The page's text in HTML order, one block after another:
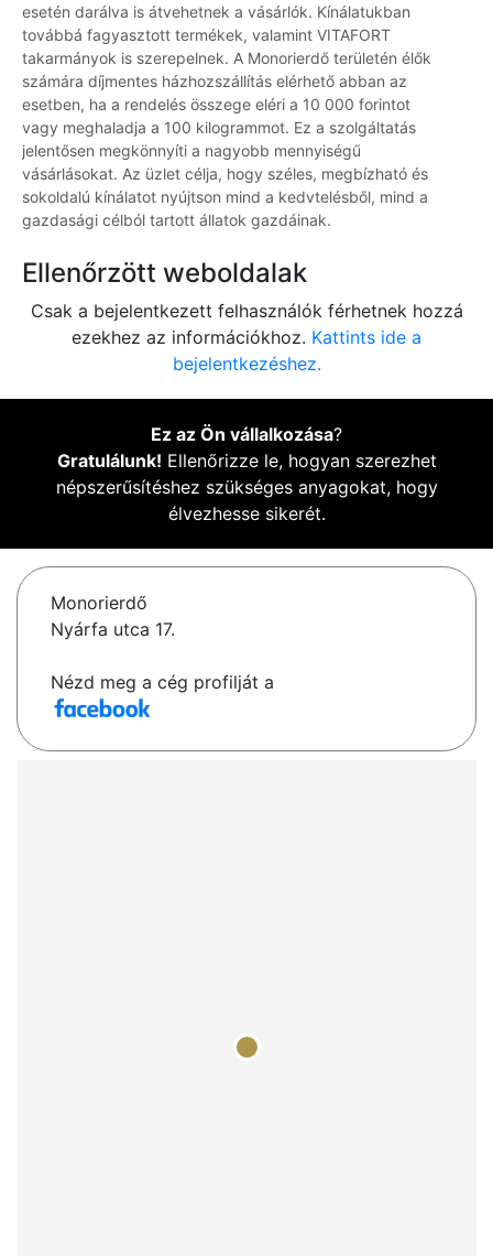
esetén darálva is átvehetnek a vásárlók. Kínálatukban
továbbá fagyasztott termékek, valamint VITAFORT
takarmányok is szerepelnek. A Monorierdő területén élők
számára díjmentes házhozszállítás elérhető abban az
esetben, ha a rendelés összege eléri a 10 000 forintot
vagy meghaladja a 100 kilogrammot. Ez a szolgáltatás
jelentősen megkönnyíti a nagyobb mennyiségű
vásárlásokat. Az üzlet célja, hogy széles, megbízható és
sokoldalú kínálatot nyújtson mind a kedvtelésből, mind a
gazdasági célból tartott állatok gazdáinak.
Ellenőrzött weboldalak
Csak a bejelentkezett felhasználók férhetnek hozzá
ezekhez az információkhoz. Kattints ide a
bejelentkezéshez.
Ez az Ön vállalkozása?
Gratulálunk! Ellenőrizze le, hogyan szerezhet
népszerűsítéshez szükséges anyagokat, hogy
élvezhesse sikerét.
Monorierdő
Nyárfa utca 17.
Nézd meg a cég profilját a